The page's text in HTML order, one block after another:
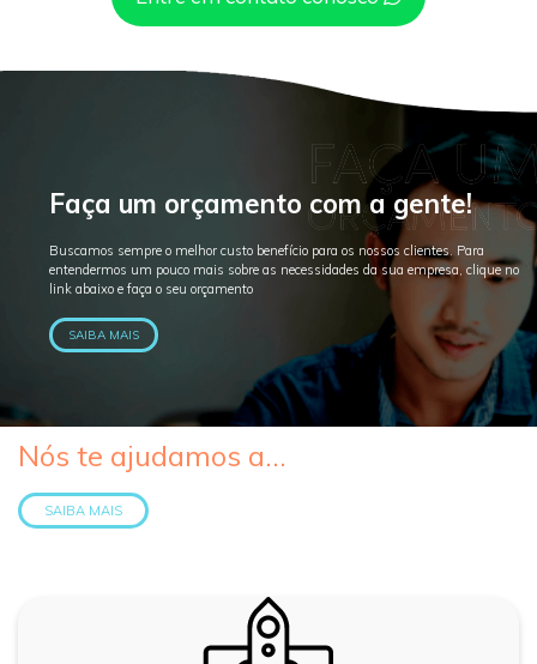
Faça um orçamento com a gente!
Buscamos sempre o melhor custo benefício para os nossos clientes. Para
entendermos um pouco mais sobre as necessidades da sua empresa, clique no
link abaixo e faça o seu orçamento
SAIBA MAIS
Nós te ajudamos a...
SAIBA MAIS